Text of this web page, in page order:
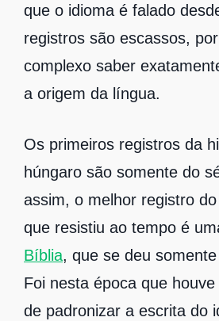
que o idioma é falado
registros são escassos,
complexo saber
a origem da língua.
Os primeiros registros da
húngaro são somente do
assim, o melhor registro
que resistiu ao tempo é
Bíblia, que se deu
Foi nesta época que
de padronizar a escrita do